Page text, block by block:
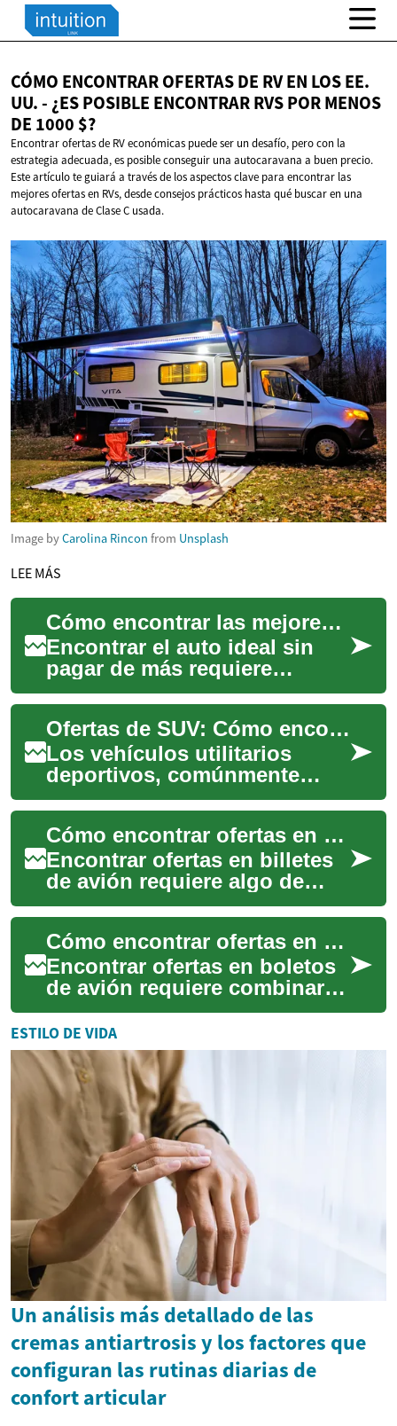
CÓMO ENCONTRAR OFERTAS DE RV EN LOS EE.
UU. - ¿ES POSIBLE ENCONTRAR RVS POR MENOS
DE 1000 $?
Encontrar ofertas de RV económicas puede ser un desafío, pero con la
estrategia adecuada, es posible conseguir una autocaravana a buen precio.
Este artículo te guiará a través de los aspectos clave para encontrar las
mejores ofertas en RVs, desde consejos prácticos hasta qué buscar en una
autocaravana de Clase C usada.
Image byCarolina Rincon from Unsplash
LEE MÁS
Cómo encontrar las mejores ofertas de automóviles
Encontrar el auto ideal sin
pagar de más requiere
estrategia: conocer las
opciones de financiamiento,
aprender a nego...
Ofertas de SUV: Cómo encontrar las mejores oportunidades en el mercado
Los vehículos utilitarios
deportivos, comúnmente
conocidos como SUV, se han
convertido en una opción
cada vez más pop...
Cómo encontrar ofertas en billetes de avión
Encontrar ofertas en billetes
de avión requiere algo de
tiempo, comparación y
flexibilidad, pero con
estrategias senc...
Cómo encontrar ofertas en boletos de avión
Encontrar ofertas en boletos
de avión requiere combinar
estrategia, herramientas y
cierta flexibilidad. En este
artíc...
ESTILO DE VIDA
Un análisis más detallado de las
cremas antiartrosis y los factores que
configuran las rutinas diarias de
confort articular